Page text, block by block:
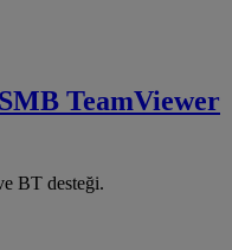
TeamViewer
BT desteği.